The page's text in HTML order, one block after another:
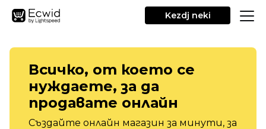
Kezdj neki
Всичко, от което се
нуждаете, за да
продавате онлайн
Създайте онлайн магазин за минути, за